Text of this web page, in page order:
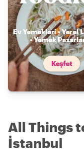
Ev Yemekleri • Yerel
• Yemek
Keşfet
All Things
İstanbul